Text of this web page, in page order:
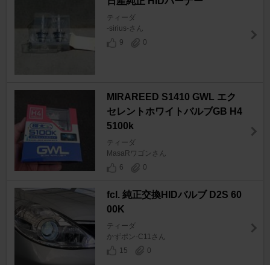
ティーダ
-sirius-さん
9
0
MIRAREED S1410 GWL エク
セレントホワイトバルブGB H4
5100k
ティーダ
MasaRワゴンさん
6
0
fcl. 純正交換HIDバルブ D2S 60
00K
ティーダ
かずポン-C11さん
15
0